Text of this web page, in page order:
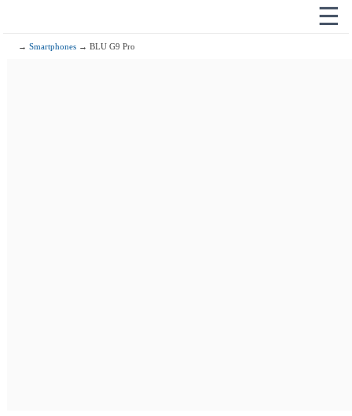
☰
→Smartphones → BLU G9 Pro